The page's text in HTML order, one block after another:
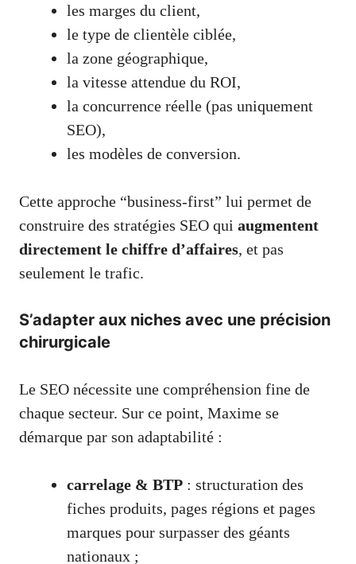
les marges du client,
le type de clientèle ciblée,
la zone géographique,
la vitesse attendue du ROI,
la concurrence réelle (pas uniquement
SEO),
les modèles de conversion.
Cette approche “business-first” lui permet de
construire des stratégies SEO qui augmentent
directement le chiffre d’affaires, et pas
seulement le trafic.
S’adapter aux niches avec une précision
chirurgicale
Le SEO nécessite une compréhension fine de
chaque secteur. Sur ce point, Maxime se
démarque par son adaptabilité :
carrelage & BTP : structuration des
fiches produits, pages régions et pages
marques pour surpasser des géants
nationaux ;